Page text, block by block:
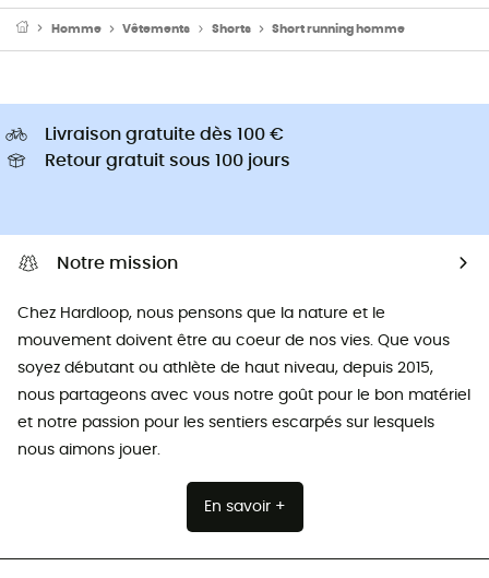
Homme Vêtements Shorts Short running homme
Livraison gratuite dès 100 €
Retour gratuit sous 100 jours
Notre mission
Chez Hardloop, nous pensons que la nature et le
mouvement doivent être au coeur de nos vies. Que vous
soyez débutant ou athlète de haut niveau, depuis 2015,
nous partageons avec vous notre goût pour le bon matériel
et notre passion pour les sentiers escarpés sur lesquels
nous aimons jouer.
En savoir +